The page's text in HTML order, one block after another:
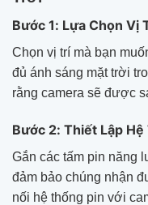
Bước 1: Lựa Chọn Vị
Chọn vị trí mà bạn
đủ ánh sáng mặt trời
rằng camera sẽ được
Bước 2: Thiết Lập
Gắn các tấm pin năng
đảm bảo chúng nhận
nối hệ thống pin với